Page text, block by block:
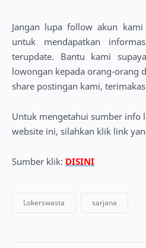
Jangan lupa follow akun
untuk mendapatkan
terupdate. Bantu kami
lowongan kepada orang-orang
share postingan kami,
Untuk mengetahui sumber info
website ini, silahkan klik link
Sumber klik: DISINI